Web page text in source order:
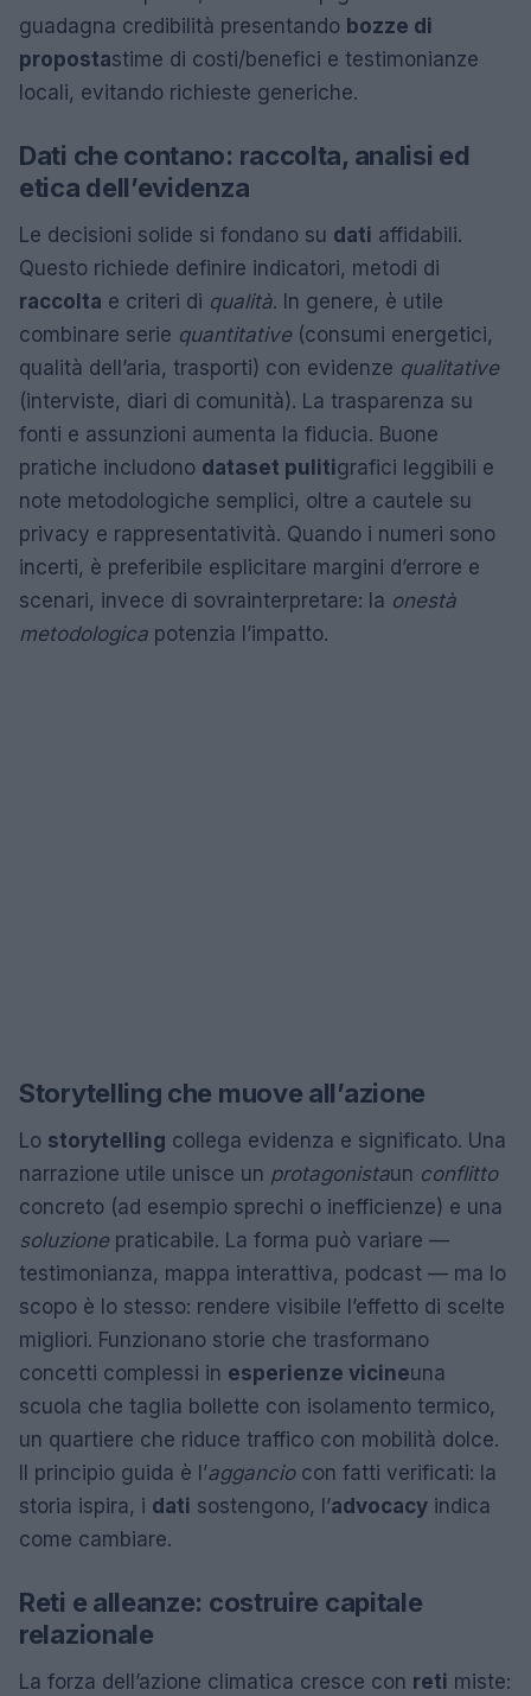
guadagna credibilità presentando bozze di
propostastime di costi/benefici e testimonianze
locali, evitando richieste generiche.
Dati che contano: raccolta, analisi ed
etica dell’evidenza
Le decisioni solide si fondano su dati affidabili.
Questo richiede definire indicatori, metodi di
raccolta e criteri di qualità. In genere, è utile
combinare serie quantitative(consumi energetici,
qualità dell’aria, trasporti) con evidenze qualitative
(interviste, diari di comunità). La trasparenza su
fonti e assunzioni aumenta la fiducia. Buone
pratiche includono dataset pulitigrafici leggibili e
note metodologiche semplici, oltre a cautele su
privacy e rappresentatività. Quando i numeri sono
incerti, è preferibile esplicitare margini d’errore e
scenari, invece di sovrainterpretare: la onestà
metodologica potenzia l’impatto.
Storytelling che muove all’azione
Lo storytelling collega evidenza e significato. Una
narrazione utile unisce un protagonistaun conflitto
concreto (ad esempio sprechi o inefficienze) e una
soluzionepraticabile. La forma può variare —
testimonianza, mappa interattiva, podcast — ma lo
scopo è lo stesso: rendere visibile l’effetto di scelte
migliori. Funzionano storie che trasformano
concetti complessi in esperienze vicineuna
scuola che taglia bollette con isolamento termico,
un quartiere che riduce traffico con mobilità dolce.
Il principio guida è l’agganciocon fatti verificati: la
storia ispira, i dati sostengono, l’advocacy indica
come cambiare.
Reti e alleanze: costruire capitale
relazionale
La forza dell’azione climatica cresce con reti miste: